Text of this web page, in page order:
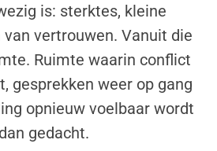
is: sterktes, kleine
vertrouwen. Vanuit die
Ruimte waarin conflict
gesprekken weer op gang
opnieuw voelbaar wordt
gedacht.